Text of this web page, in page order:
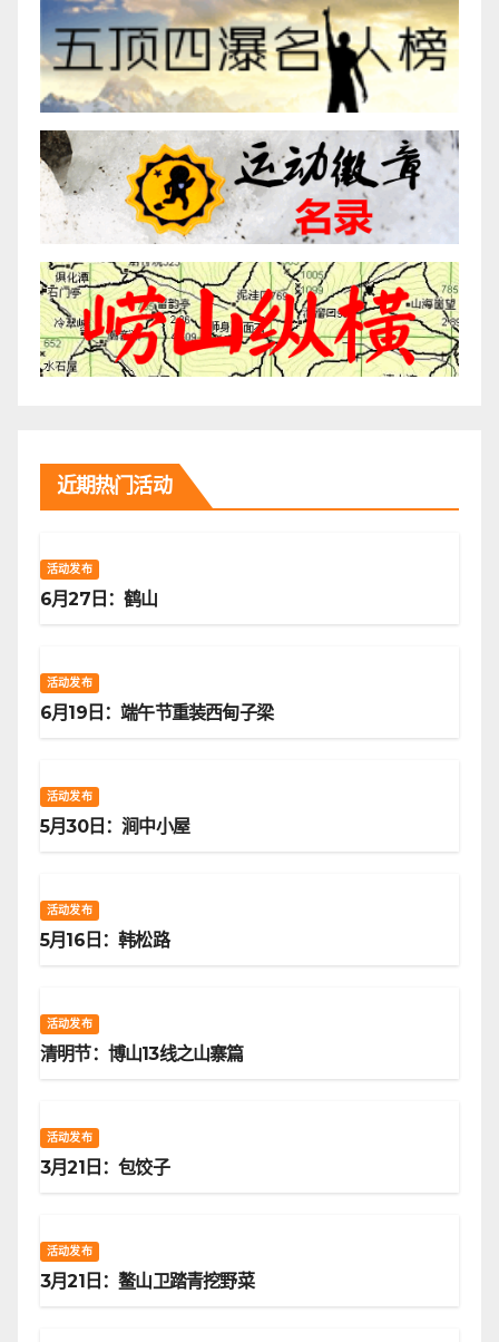
近期热门活动
活动发布
6月27日：鹤山
活动发布
6月19日：端午节重装西甸子梁
活动发布
5月30日：涧中小屋
活动发布
5月16日：韩松路
活动发布
清明节：博山13线之山寨篇
活动发布
3月21日：包饺子
活动发布
3月21日：鳌山卫踏青挖野菜